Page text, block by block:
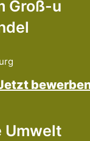
Groß-u
Umwelt